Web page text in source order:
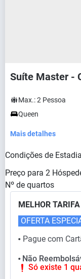
Suíte Master -
Max.:2 Pessoa
Queen
Mais detalhes
Condições de Estadia
Preço para 2
Nº de quartos
MELHOR
⬤ Pague com
OFERTA
⬤ Não
Só existe 1